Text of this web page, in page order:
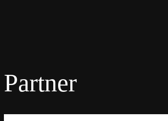
Partner